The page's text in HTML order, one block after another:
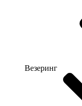
Везеринг